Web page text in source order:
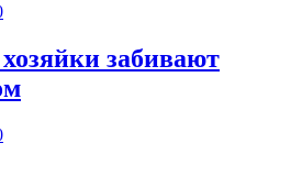
забивают